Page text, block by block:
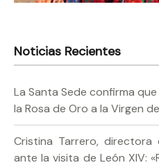
Noticias Recientes
La Santa Sede confirma
la Rosa de Oro a la Virgen
Cristina Tarrero,
ante la visita de León XIV: